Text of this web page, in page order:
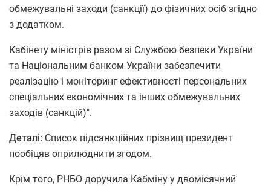
обмежувальні заходи (санкції) до фізичних осіб згідно
з додатком.
Кабінету міністрів разом зі Службою безпеки України
та Національним банком України забезпечити
реалізацію і моніторинг ефективності персональних
спеціальних економічних та інших обмежувальних
заходів (санкцій)".
Деталі: Список підсанкційних прізвищ президент
пообіцяв оприлюднити згодом.
Крім того, РНБО доручила Кабміну у двомісячний